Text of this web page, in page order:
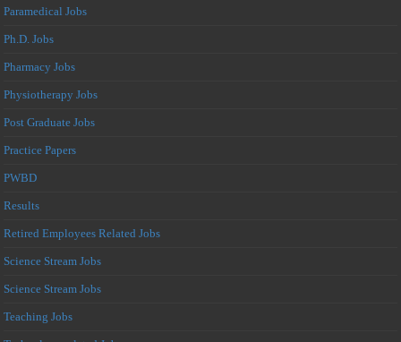
Paramedical Jobs
Ph.D. Jobs
Pharmacy Jobs
Physiotherapy Jobs
Post Graduate Jobs
Practice Papers
PWBD
Results
Retired Employees Related Jobs
Science Stream Jobs
Science Stream Jobs
Teaching Jobs